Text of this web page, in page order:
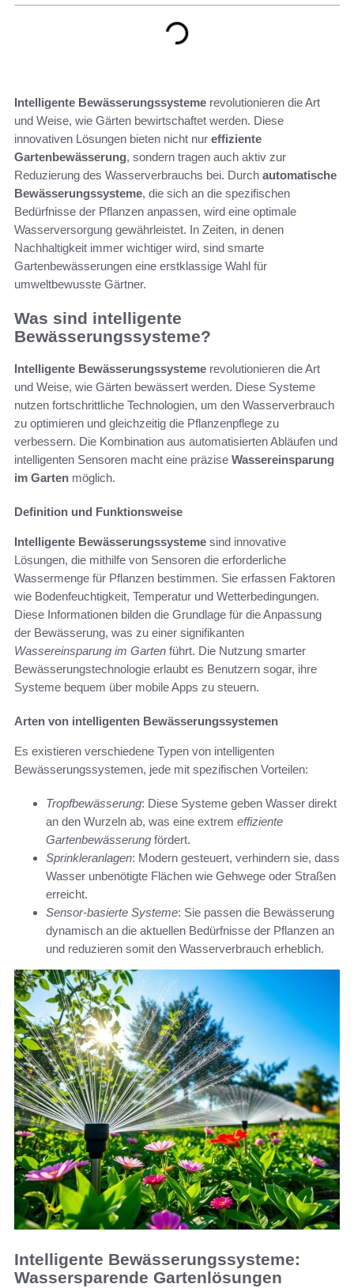
Intelligente Bewässerungssysteme revolutionieren die Art
und Weise, wie Gärten bewirtschaftet werden. Diese
innovativen Lösungen bieten nicht nur effiziente
Gartenbewässerung, sondern tragen auch aktiv zur
Reduzierung des Wasserverbrauchs bei. Durch automatische
Bewässerungssysteme, die sich an die spezifischen
Bedürfnisse der Pflanzen anpassen, wird eine optimale
Wasserversorgung gewährleistet. In Zeiten, in denen
Nachhaltigkeit immer wichtiger wird, sind smarte
Gartenbewässerungen eine erstklassige Wahl für
umweltbewusste Gärtner.
Was sind intelligente
Bewässerungssysteme?
Intelligente Bewässerungssysteme revolutionieren die Art
und Weise, wie Gärten bewässert werden. Diese Systeme
nutzen fortschrittliche Technologien, um den Wasserverbrauch
zu optimieren und gleichzeitig die Pflanzenpflege zu
verbessern. Die Kombination aus automatisierten Abläufen und
intelligenten Sensoren macht eine präzise Wassereinsparung
im Garten möglich.
Definition und Funktionsweise
Intelligente Bewässerungssysteme sind innovative
Lösungen, die mithilfe von Sensoren die erforderliche
Wassermenge für Pflanzen bestimmen. Sie erfassen Faktoren
wie Bodenfeuchtigkeit, Temperatur und Wetterbedingungen.
Diese Informationen bilden die Grundlage für die Anpassung
der Bewässerung, was zu einer signifikanten
Wassereinsparung im Garten führt. Die Nutzung smarter
Bewässerungstechnologie erlaubt es Benutzern sogar, ihre
Systeme bequem über mobile Apps zu steuern.
Arten von intelligenten Bewässerungssystemen
Es existieren verschiedene Typen von intelligenten
Bewässerungssystemen, jede mit spezifischen Vorteilen:
Tropfbewässerung: Diese Systeme geben Wasser direkt
an den Wurzeln ab, was eine extrem effiziente
Gartenbewässerung fördert.
Sprinkleranlagen: Modern gesteuert, verhindern sie, dass
Wasser unbenötigte Flächen wie Gehwege oder Straßen
erreicht.
Sensor-basierte Systeme: Sie passen die Bewässerung
dynamisch an die aktuellen Bedürfnisse der Pflanzen an
und reduzieren somit den Wasserverbrauch erheblich.
Intelligente Bewässerungssysteme:
Wassersparende Gartenlösungen